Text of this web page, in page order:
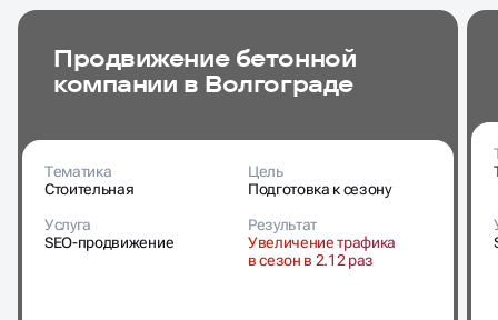
Продвижение бетонной
компании в Волгограде
Тематика
Стоительная
Цель
Подготовка к сезону
Услуга
SEO-продвижение
Результат
Увеличение трафика
в сезон в 2.12 раз